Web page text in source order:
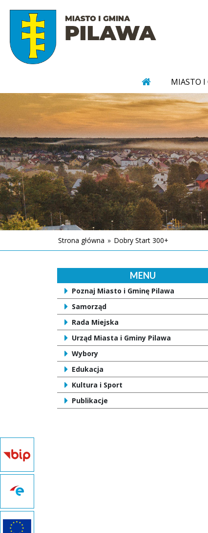
MIASTO
Strona główna » Dobry Start 300+
MENU
Poznaj Miasto i Gminę Pilawa
Samorząd
Rada Miejska
Urząd Miasta i Gminy Pilawa
Wybory
Edukacja
Kultura i Sport
Publikacje